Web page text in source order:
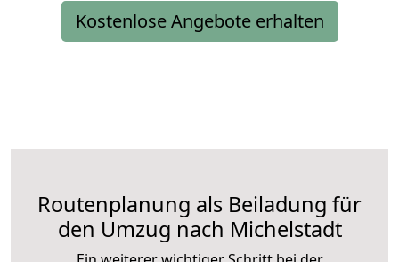
Kostenlose Angebote erhalten
Routenplanung als Beiladung für
den Umzug nach Michelstadt